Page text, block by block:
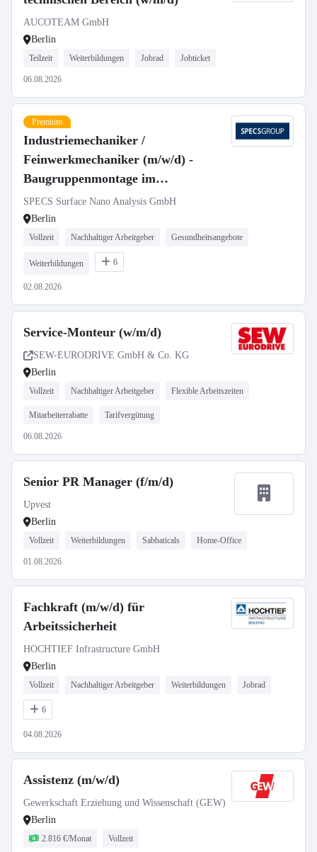
AUCOTEAM GmbH
Berlin
Teilzeit Weiterbildungen Jobrad Jobticket
06.08.2026
Premium
Industriemechaniker /
Feinwerkmechaniker (m/w/d) -
Baugruppenmontage im
Sondermaschinenbau
SPECS Surface Nano Analysis GmbH
Berlin
Vollzeit Nachhaltiger Arbeitgeber Gesundheitsangebote
Weiterbildungen 6
02.08.2026
Service-Monteur (w/m/d)
SEW-EURODRIVE GmbH & Co. KG
Berlin
Vollzeit Nachhaltiger Arbeitgeber Flexible Arbeitszeiten
Mitarbeiterrabatte Tarifvergütung
06.08.2026
Senior PR Manager (f/m/d)
Upvest
Berlin
Vollzeit Weiterbildungen Sabbaticals Home-Office
01.08.2026
Fachkraft (m/w/d) für
Arbeitssicherheit
HOCHTIEF Infrastructure GmbH
Berlin
Vollzeit Nachhaltiger Arbeitgeber Weiterbildungen Jobrad
6
04.08.2026
Assistenz (m/w/d)
Gewerkschaft Erziehung und Wissenschaft (GEW)
Berlin
2.816 €/Monat Vollzeit